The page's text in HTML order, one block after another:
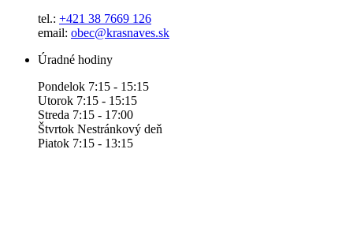
tel.: +421 38 7669 126
email: obec@krasnaves.sk
Úradné hodiny
Pondelok 7:15 - 15:15
Utorok 7:15 - 15:15
Streda 7:15 - 17:00
Štvrtok Nestránkový deň
Piatok 7:15 - 13:15